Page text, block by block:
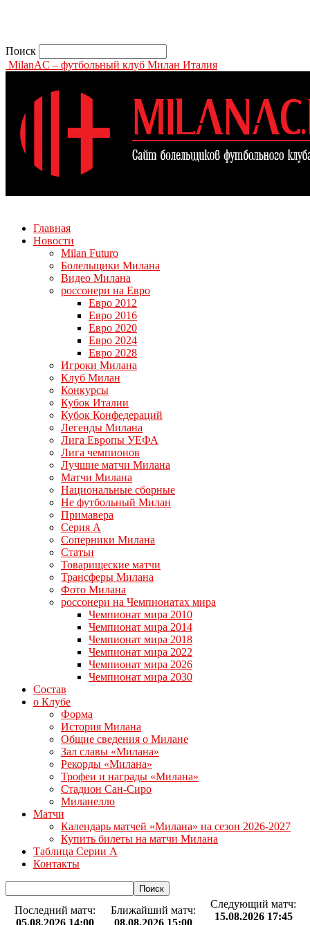
Поиск
MilanAC – футбольный клуб Милан Италия
Главная
Новости
Milan Futuro
Болельщики Милана
Видео Милана
россонери на Евро
Евро 2012
Евро 2016
Евро 2020
Евро 2024
Евро 2028
Игроки Милана
Клуб Милан
Конкурсы
Кубок Италии
Кубок Конфедераций
Легенды Милана
Лига Европы УЕФА
Лига чемпионов
Лучшие матчи Милана
Матчи Милана
Национальные сборные
Не футбольный Милан
Примавера
Серия А
Соперники Милана
Статьи
Товарищеские матчи
Трансферы Милана
Фото Милана
россонери на Чемпионатах мира
Чемпионат мира 2010
Чемпионат мира 2014
Чемпионат мира 2018
Чемпионат мира 2022
Чемпионат мира 2026
Чемпионат мира 2030
Состав
о Клубе
Форма
История Милана
Общие сведения о Милане
Зал славы «Милана»
Рекорды «Милана»
Трофеи и награды «Милана»
Стадион Сан-Сиро
Миланелло
Матчи
Календарь матчей «Милана» на сезон 2026-2027
Купить билеты на матчи Милана
Таблица Серии А
Контакты
Последний матч:
05.08.2026 14:00
Ближайший матч:
08.08.2026 15:00
Следующий матч:
15.08.2026 17:45